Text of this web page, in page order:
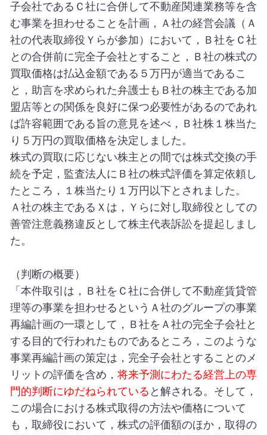
子会社であるＣ社に合併して不動産関連業務等を含
む事業を担わせることを計画，Ａ社の経営会議（Ａ
社の代表取締役Ｙらが参加）において，Ｂ社をＣ社
との合併前に完全子会社とすること，Ｂ社の株式の
買取価格は払込金額である５万円が適当であるこ
と，助言を求められた弁護士もＢ社の株主である加
盟店等との関係を良好に保つ必要性があるのであれ
ば許容範囲である旨の意見を述べ，Ｂ社株１株当た
り５万円の買取価格を決定しました。
株式の買取に応じない株主との間では株式交換の手
続を予定，監査法人にＢ社の株式評価を算定依頼し
たところ，１株当たり１万円以下とされました。
Ａ社の株主であるＸは，Ｙらに対し取締役としての
善管注意義務違反として株主代表訴訟を提起しまし
た。
（判断の概要）
「本件取引は，Ｂ社をＣ社に合併して不動産賃貸管
理等の事業を担わせるというＡ社のグループの事業
再編計画の一環として，Ｂ社をＡ社の完全子会社と
する目的で行われたものであるところ，このような
事業再編計画の策定は，完全子会社とすることのメ
リットの評価を含め， 将来予測にわたる経営上の専
門的判断にゆだねられている と解される。そして，
この場合における株式取得の方法や価格について
も，取締役において，株式の評価額のほか，取得の